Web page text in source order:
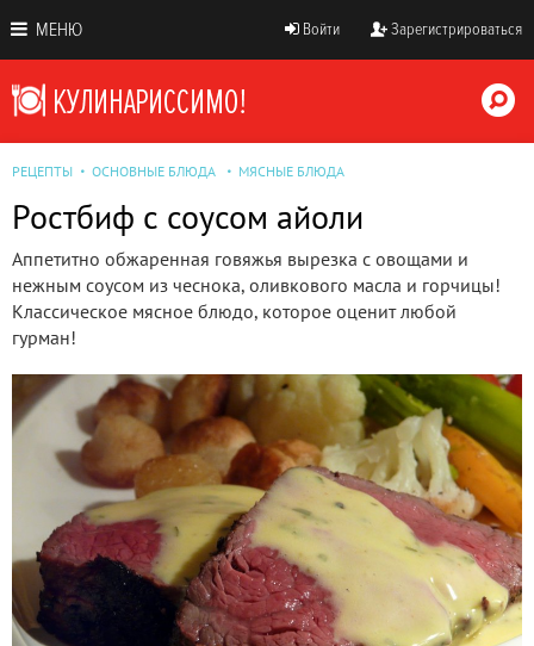
МЕНЮ Войти Зарегистрироваться
РЕЦЕПТЫ ОСНОВНЫЕ БЛЮДА МЯСНЫЕ БЛЮДА
Ростбиф с соусом айоли
Аппетитно обжаренная говяжья вырезка с овощами и
нежным соусом из чеснока, оливкового масла и горчицы!
Классическое мясное блюдо, которое оценит любой
гурман!